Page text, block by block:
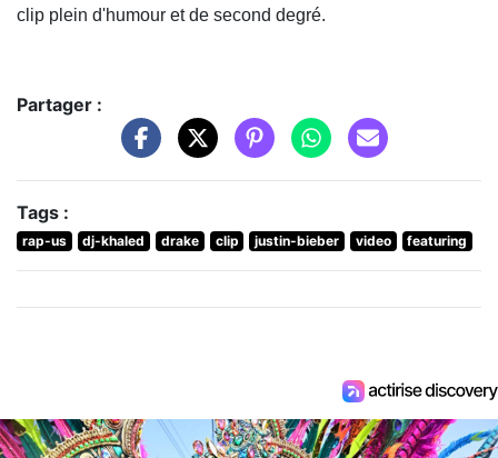
clip plein d'humour et de second degré.
Partager :
Tags :
rap-us dj-khaled drake clip justin-bieber video featuring